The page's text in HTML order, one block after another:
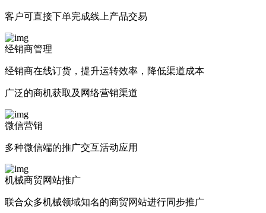
客户可直接下单完成线上产品交易
经销商管理
经销商在线订货，提升运转效率，降低渠道成本
广泛的商机获取及网络营销渠道
微信营销
多种微信端的推广交互活动应用
机械商贸网站推广
联合众多机械领域知名的商贸网站进行同步推广